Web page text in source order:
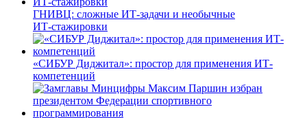
ГНИВЦ: сложные ИТ‑задачи и необычные
ИТ‑стажировки
«СИБУР Диджитал»: простор для применения ИТ-
компетенций